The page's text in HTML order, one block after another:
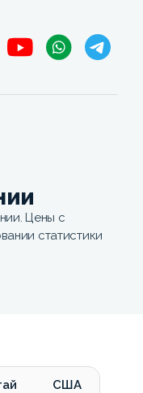
Цены с
статистики
США